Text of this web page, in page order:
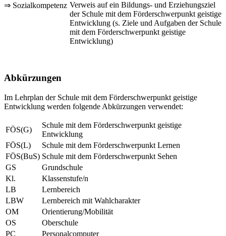
⇒ Sozialkompetenz Verweis auf ein Bildungs- und Erziehungsziel
der Schule mit dem Förderschwerpunkt geistige
Entwicklung (s. Ziele und Aufgaben der Schule
mit dem Förderschwerpunkt geistige
Entwicklung)
Abkürzungen
Im Lehrplan der Schule mit dem Förderschwerpunkt geistige
Entwicklung werden folgende Abkürzungen verwendet:
FÖS(G)
Schule mit dem Förderschwerpunkt geistige
Entwicklung
FÖS(L)
Schule mit dem Förderschwerpunkt Lernen
FÖS(BuS) Schule mit dem Förderschwerpunkt Sehen
GS
Grundschule
Kl.
Klassenstufe/n
LB
Lernbereich
LBW
Lernbereich mit Wahlcharakter
OM
Orientierung/Mobilität
OS
Oberschule
PC
Personalcomputer